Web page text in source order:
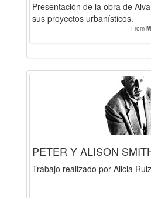
Presentación de la obra de
sus proyectos urbanísticos.
From
PETER Y ALISON
Trabajo realizado por Alicia